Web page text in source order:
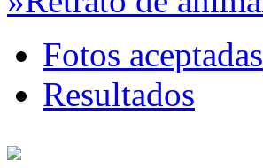
Fotos aceptadas
Resultados